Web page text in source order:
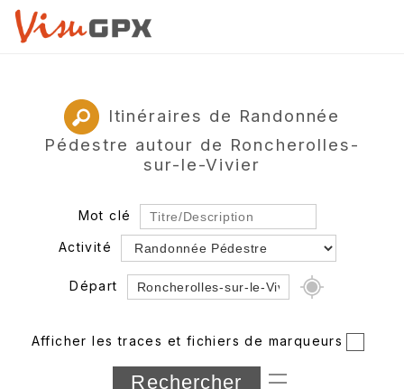
Itinéraires de Randonnée
Pédestre autour de Roncherolles-
sur-le-Vivier
Mot clé
Activité
Départ
Département
Afficher les traces et fichiers de marqueurs